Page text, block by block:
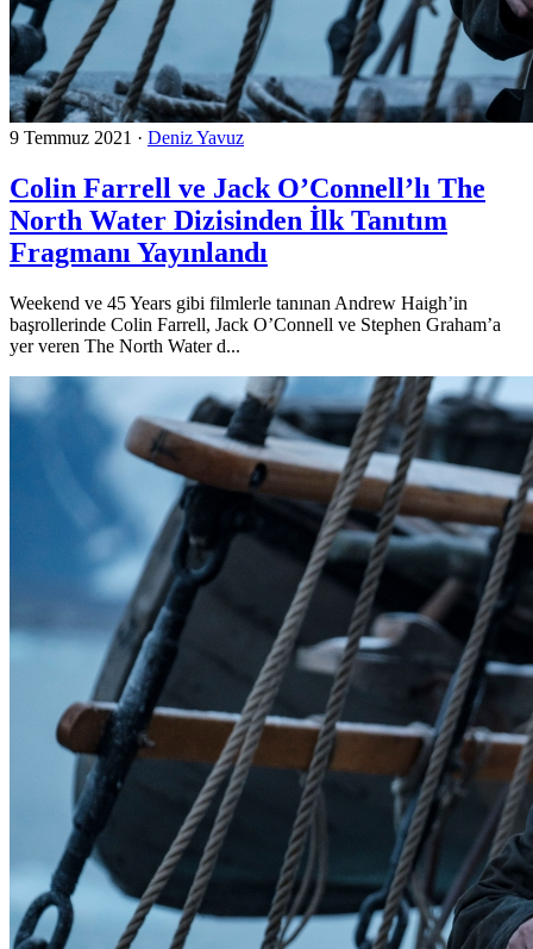
9 Temmuz 2021 · Deniz Yavuz
Colin Farrell ve Jack O’Connell’lı The
North Water Dizisinden İlk Tanıtım
Fragmanı Yayınlandı
Weekend ve 45 Years gibi filmlerle tanınan Andrew Haigh’in
başrollerinde Colin Farrell, Jack O’Connell ve Stephen Graham’a
yer veren The North Water d...